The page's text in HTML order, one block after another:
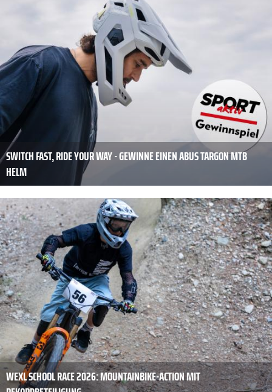
SWITCH FAST, RIDE YOUR WAY - GEWINNE EINEN ABUS TARGON MTB
HELM
WEXL SCHOOL RACE 2026: MOUNTAINBIKE-ACTION MIT